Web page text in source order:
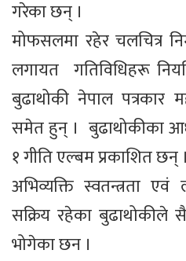
गरेका छन् ।
मोफसलमा रहेर चलचित्र
लगायत गतिविधिहरू
बुढाथोकी नेपाल पत्रकार
समेत हुन् । बुढाथोकीका
१ गीति एल्बम प्रकाशित छन् ।
अभिव्यक्ति स्वतन्त्रता एवं
सक्रिय रहेका बुढाथोकीले
भोगेका छन ।